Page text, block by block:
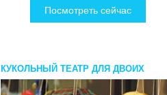
Посмотреть сейчас
КУКОЛЬНЫЙ ТЕАТР ДЛЯ ДВОИХ